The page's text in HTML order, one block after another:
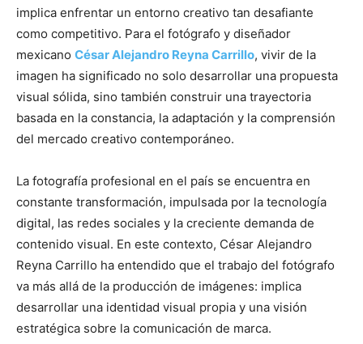
implica enfrentar un entorno creativo tan desafiante
como competitivo. Para el fotógrafo y diseñador
mexicano César Alejandro Reyna Carrillo, vivir de la
imagen ha significado no solo desarrollar una propuesta
visual sólida, sino también construir una trayectoria
basada en la constancia, la adaptación y la comprensión
del mercado creativo contemporáneo.
La fotografía profesional en el país se encuentra en
constante transformación, impulsada por la tecnología
digital, las redes sociales y la creciente demanda de
contenido visual. En este contexto, César Alejandro
Reyna Carrillo ha entendido que el trabajo del fotógrafo
va más allá de la producción de imágenes: implica
desarrollar una identidad visual propia y una visión
estratégica sobre la comunicación de marca.